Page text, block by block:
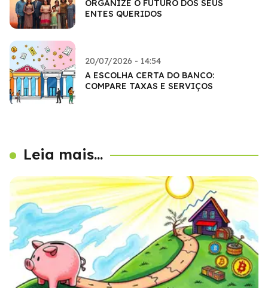
ORGANIZE O FUTURO DOS SEUS
ENTES QUERIDOS
20/07/2026 - 14:54
A ESCOLHA CERTA DO BANCO:
COMPARE TAXAS E SERVIÇOS
Leia mais...